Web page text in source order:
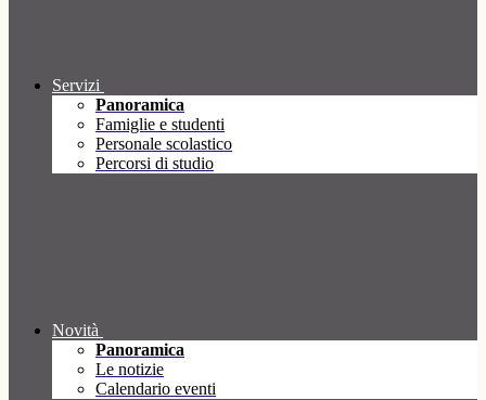
Servizi
Panoramica
Famiglie e studenti
Personale scolastico
Percorsi di studio
Novità
Panoramica
Le notizie
Calendario eventi